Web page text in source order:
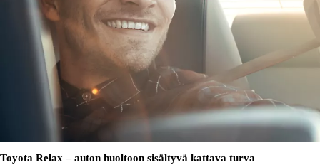
Toyota Relax – auton huoltoon sisältyvä kattava turva